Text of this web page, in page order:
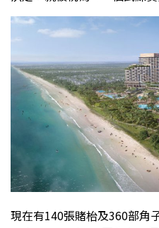
現在有140張賭枱及360部角